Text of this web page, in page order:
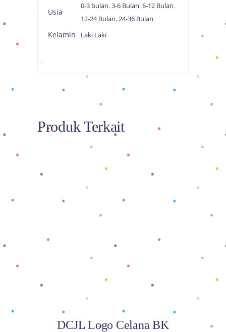
Usia
0-3 bulan, 3-6 Bulan, 6-12 Bulan,
12-24 Bulan, 24-36 Bulan
Kelamin Laki Laki
Produk Terkait
DCJL Logo Celana BK